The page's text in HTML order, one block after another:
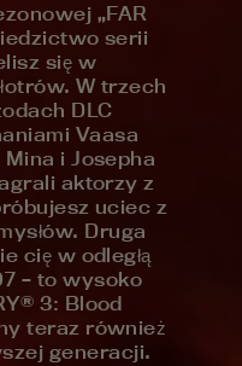
„FAR
serii
się w
W trzech
DLC
Vaasa
i Josepha
aktorzy z
uciec z
Druga
cię w odległą
– to wysoko
3: Blood
teraz również
generacji.